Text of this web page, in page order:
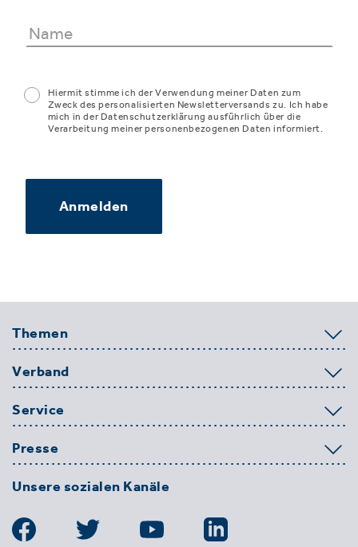
Hiermit stimme ich der Verwendung meiner Daten zum
Zweck des personalisierten Newsletterversands zu. Ich habe
mich in der Datenschutzerklärung ausführlich über die
Verarbeitung meiner personenbezogenen Daten informiert.
Anmelden
Themen
Verband
Service
Presse
Unsere sozialen Kanäle